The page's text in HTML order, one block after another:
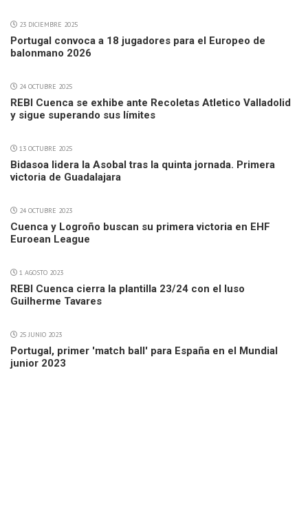
23 DICIEMBRE 2025
Portugal convoca a 18 jugadores para el Europeo de
balonmano 2026
24 OCTUBRE 2025
REBI Cuenca se exhibe ante Recoletas Atletico Valladolid
y sigue superando sus límites
13 OCTUBRE 2025
Bidasoa lidera la Asobal tras la quinta jornada. Primera
victoria de Guadalajara
24 OCTUBRE 2023
Cuenca y Logroño buscan su primera victoria en EHF
Euroean League
1 AGOSTO 2023
REBI Cuenca cierra la plantilla 23/24 con el luso
Guilherme Tavares
25 JUNIO 2023
Portugal, primer 'match ball' para España en el Mundial
junior 2023